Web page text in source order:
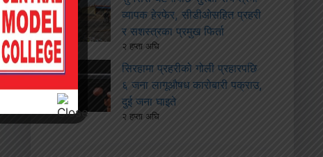
व्यापक हेरफेर, सीडीओसहित प्रहरी
र सशस्त्रका प्रमुख फिर्ता
२ हप्ता अघि
सिरहामा प्रहरीको गोली प्रहारपछि
६ जना लागूऔषध कारोबारी पक्राउ,
दुई जना घाइते
२ हप्ता अघि